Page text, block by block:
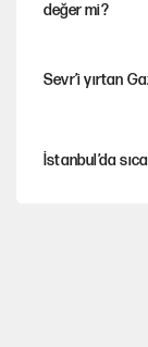
değer mi?
Sevr’i yırtan
İstanbul’da